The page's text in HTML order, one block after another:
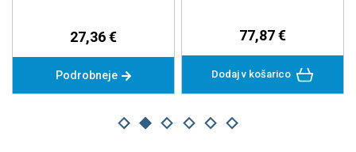
27,36 €
Podrobneje
77,87 €
Dodaj v košarico